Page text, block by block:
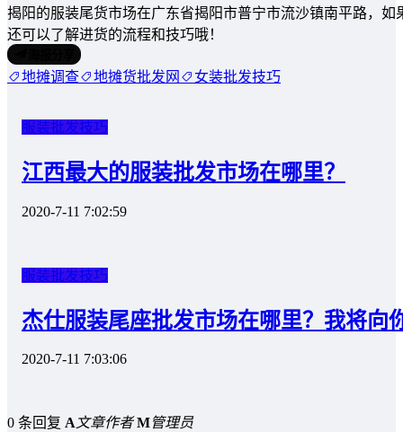
揭阳的服装尾货市场在广东省揭阳市普宁市流沙镇南平路，
还可以了解进货的流程和技巧哦！
地摊调查 地摊货批发网 女装批发技巧
服装批发技巧
江西最大的服装批发市场在哪里？
2020-7-11 7:02:59
服装批发技巧
杰仕服装尾座批发市场在哪里？我将向
2020-7-11 7:03:06
0 条回复 A文章作者 M管理员